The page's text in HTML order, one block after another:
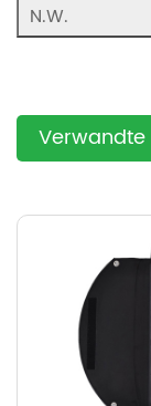
N.W.
Verwandte